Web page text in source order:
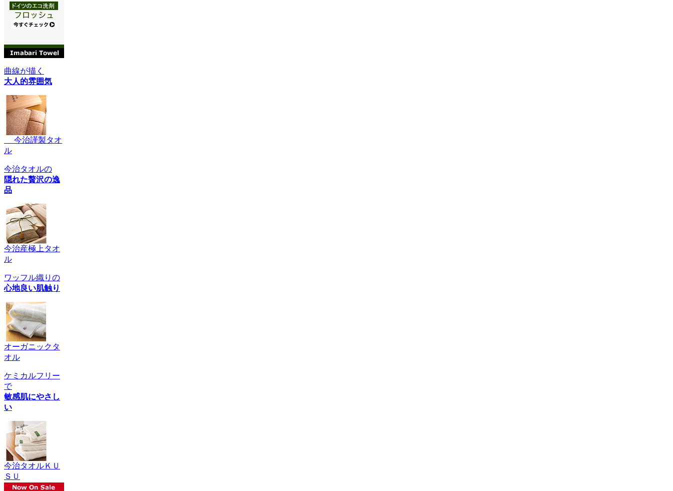
曲線が描く
大人的雰囲気
今治謹製タオ
ル
今治タオルの
隠れた贅沢の逸
品
今治産極上タオ
ル
ワッフル織りの
心地良い肌触り
オーガニックタ
オル
ケミカルフリー
で
敏感肌にやさし
い
今治タオルＫＵ
ＳＵ